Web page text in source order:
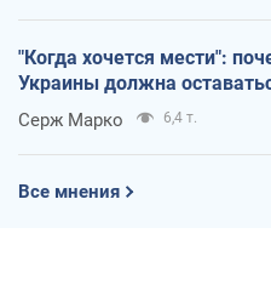
"Когда хочется мести":
Украины должна
Серж Марко 6,4 т.
Все мнения